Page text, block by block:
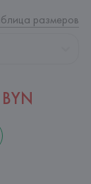
размеров